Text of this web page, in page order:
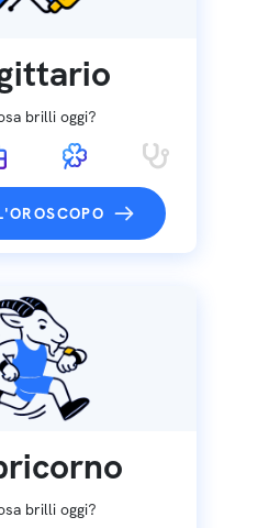
brilli oggi?
brilli oggi?